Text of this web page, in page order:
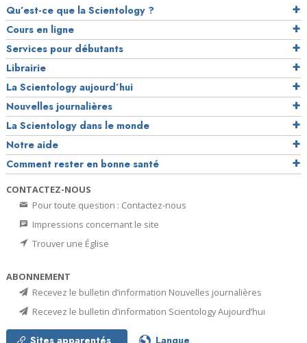
Qu’est-ce que la Scientology ?
Cours en ligne
Services pour débutants
Librairie
La Scientology aujourd’hui
Nouvelles journalières
La Scientology dans le monde
Notre aide
Comment rester en bonne santé
CONTACTEZ-NOUS
Pour toute question : Contactez-nous
Impressions concernant le site
Trouver une Église
ABONNEMENT
Recevez le bulletin d’information Nouvelles journalières
Recevez le bulletin d’information Scientology Aujourd’hui